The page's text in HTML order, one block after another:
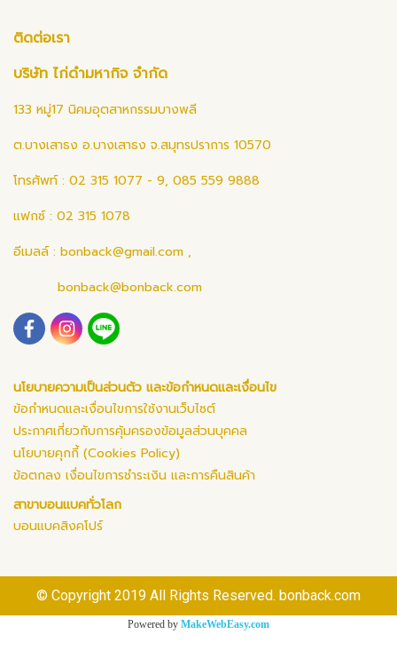
ติดต่อเรา
บริษัท ไก่ดำมหากิจ จำกัด
133 หมู่17 นิคมอุตสาหกรรมบางพลี
ต.บางเสาธง อ.บางเสาธง จ.สมุทรปราการ 10570
โทรศัพท์ : 02 315 1077 - 9, 085 559 9888
แฟกซ์ : 02 315 1078
อีเมลล์ : bonback@gmail.com ,
bonback@bonback.com
นโยบายความเป็นส่วนตัว และข้อกำหนดและเงื่อนไข
ข้อกำหนดและเงื่อนไขการใช้งานเว็บไซต์
ประกาศเกี่ยวกับการคุ้มครองข้อมูลส่วนบุคคล
นโยบายคุกกี้ (Cookies Policy)
ข้อตกลง เงื่อนไขการชำระเงิน และการคืนสินค้า
สาขาบอนแบคทั่วโลก
บอนแบคสิงคโปร์
© Copyright 2019 All Rights Reserved. bonback.com
Powered by MakeWebEasy.com